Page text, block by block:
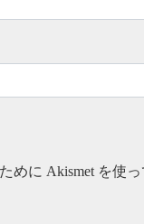
めに Akismet を使っ